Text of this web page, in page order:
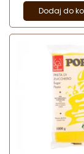
Dodaj do